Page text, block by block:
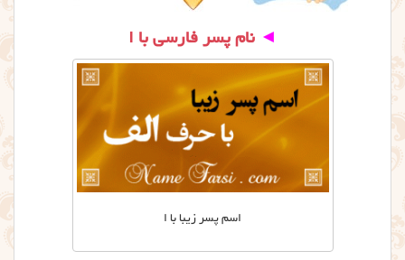
◄ نام پسر فارسی با ا
اسم پسر زیبا با ا